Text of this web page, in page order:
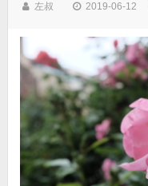
左叔 2019-06-12